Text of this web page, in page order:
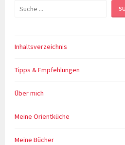
Suchen
Inhaltsverzeichnis
Tipps & Empfehlungen
Über mich
Meine Orientküche
Meine Bücher